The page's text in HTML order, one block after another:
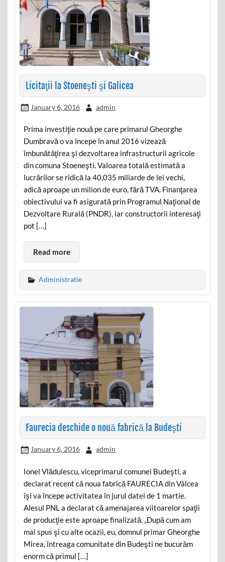
Licitaţii la Stoeneşti şi Galicea
January 6, 2016 admin
Prima investiţie nouă pe care primarul Gheorghe
Dumbravă o va începe în anul 2016 vizează
îmbunătăţirea şi dezvoltarea infrastructurii agricole
din comuna Stoeneşti. Valoarea totală estimată a
lucrărilor se ridică la 40,035 miliarde de lei vechi,
adică aproape un milion de euro, fără TVA. Finanţarea
obiectivului va fi asigurată prin Programul Naţional de
Dezvoltare Rurală (PNDR), iar constructorii interesaţi
pot […]
Read more
Administratie
Faurecia deschide o nouă fabrică la Budeşti
January 6, 2016 admin
Ionel Vlădulescu, viceprimarul comunei Budeşti, a
declarat recent că noua fabrică FAURECIA din Vâlcea
îşi va începe activitatea în jurul datei de 1 martie.
Alesul PNL a declarat că amenajarea viitoarelor spaţii
de producţie este aproape finalizată. „După cum am
mai spus şi cu alte ocazii, eu, domnul primar Gheorghe
Mirea, întreaga comunitate din Budeşti ne bucurăm
enorm că primul […]